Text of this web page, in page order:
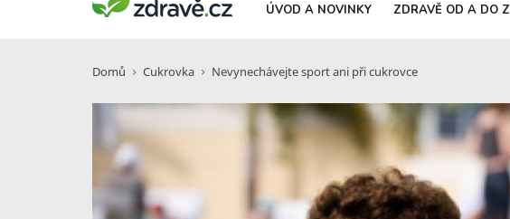
ÚVOD A NOVINKY ZDRAVĚ OD A DO Z
Domů Cukrovka Nevynechávejte sport ani při cukrovce